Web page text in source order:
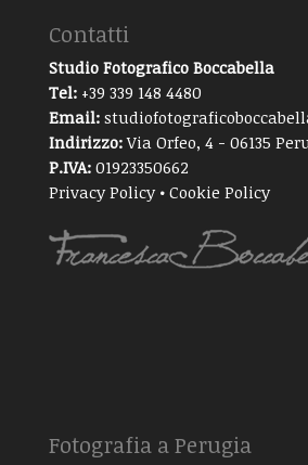
Contatti
Studio Fotografico Boccabella
Tel:+39 339 148 4480
Email:
Indirizzo: Via Orfeo, 4 - 06135
P.IVA: 01923350662
Privacy Policy• Cookie Policy
Fotografia a Perugia